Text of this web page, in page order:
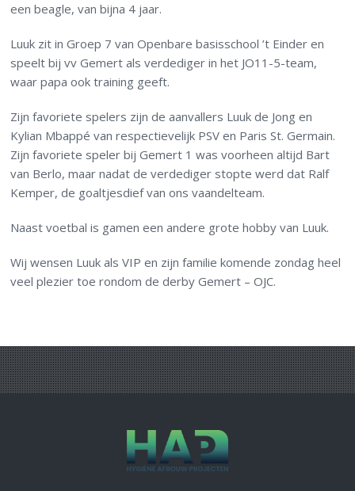
een beagle, van bijna 4 jaar.
Luuk zit in Groep 7 van Openbare basisschool ’t Einder en
speelt bij vv Gemert als verdediger in het JO11-5-team,
waar papa ook training geeft.
Zijn favoriete spelers zijn de aanvallers Luuk de Jong en
Kylian Mbappé van respectievelijk PSV en Paris St. Germain.
Zijn favoriete speler bij Gemert 1 was voorheen altijd Bart
van Berlo, maar nadat de verdediger stopte werd dat Ralf
Kemper, de goaltjesdief van ons vaandelteam.
Naast voetbal is gamen een andere grote hobby van Luuk.
Wij wensen Luuk als VIP en zijn familie komende zondag heel
veel plezier toe rondom de derby Gemert – OJC.